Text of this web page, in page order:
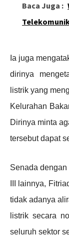
Baca Juga :
Ia juga
dirinya
listrik yang
Kelurahan
Dirinya minta
tersebut dapat
Senada
III lainnya,
tidak adanya
listrik secara
seluruh sektor